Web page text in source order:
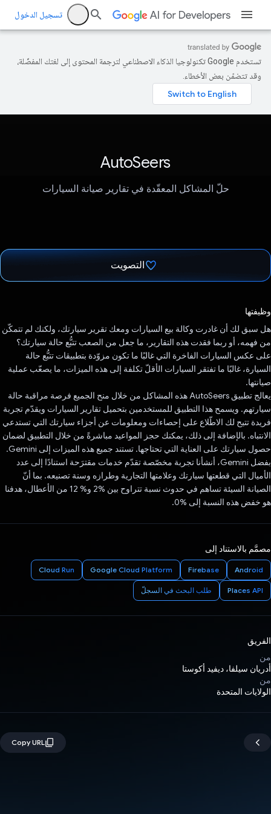
تسجيل الدخول
تستخدم Google تكنولوجيا الذكاء الاصطناعي لترجمة المحتوى إلى لغتك المفضّلة،
وقد تتضمّن بعض الأخطاء.
AutoSeers
حلّ المشاكل المعقّدة في تقارير صيانة السيارات
التصويت
وظيفتها
هل سبق لك أن غادرت وكالة بيع السيارات ومعك تقرير سيارتك، ولكنك لم تتمكّن
من فهمه، أو ربما فقدت هذه التقارير، ما جعل من الصعب تتبُّع حالة سيارتك؟
على عكس السيارات الفاخرة التي غالبًا ما تكون مزوّدة بتطبيقات تتبُّع حالة
السيارة، غالبًا ما تفتقر السيارات الأقلّ تكلفة إلى هذه الميزات، ما يصعّب عملية
صيانتها.
يعالج تطبيق AutoSeers هذه المشاكل من خلال منح الجميع فرصة مراقبة حالة
سيارتهم. ويسمح هذا التطبيق للمستخدمين بتحميل تقارير السيارات ويقدّم تجربة
فريدة تتيح لك الاطّلاع على إحصاءات ومعلومات عن أجزاء سيارتك التي تستدعي
الانتباه. بالإضافة إلى ذلك، يمكنك حجز المواعيد مباشرةً من خلال التطبيق لضمان
حصول سيارتك على العناية التي تحتاجها. تستند جميع هذه الميزات إلى Gemini.
بفضل Gemini، أنشأنا تجربة مخصّصة تقدّم خدمات مقترَحة استنادًا إلى عدد
الأميال التي قطعتها سيارتك وعلامتها التجارية وطرازه وسنة تصنيعه. بما أنّ
الصيانة السيئة تساهم في حدوث نسبة تتراوح بين %2 و% 12 من الأعطال، هدفنا
هو خفض هذه النسبة إلى %0.
مصمَّم بالاستناد إلى
Android
Firebase
Google Cloud Platform
Cloud Run
Places API طلب البحث في السجلّ
الفريق
من
أدريان سيلفا، ديفيد أكوستا
من
الولايات المتحدة